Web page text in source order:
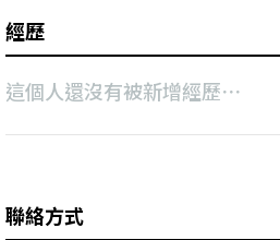
經歷
這個人還沒有被新增經歷⋯
聯絡方式